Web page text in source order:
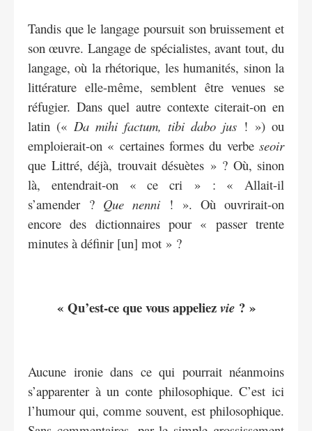
Tandis que le langage poursuit son bruissement et
son œuvre. Langage de spécialistes, avant tout, du
langage, où la rhétorique, les humanités, sinon la
littérature elle-même, semblent être venues se
réfugier. Dans quel autre contexte citerait-on en
latin (« Da mihi factum, tibi dabo jus ! ») ou
emploierait-on « certaines formes du verbe seoir
que Littré, déjà, trouvait désuètes » ? Où, sinon
là, entendrait-on « ce cri » : « Allait-il
s’amender ? Que nenni ! ». Où ouvrirait-on
encore des dictionnaires pour « passer trente
minutes à définir [un] mot » ?
« Qu’est-ce que vous appeliezvie? »
Aucune ironie dans ce qui pourrait néanmoins
s’apparenter à un conte philosophique. C’est ici
l’humour qui, comme souvent, est philosophique.